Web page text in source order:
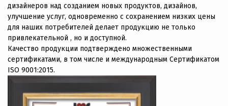
дизайнеров над созданием новых продуктов, дизайнов,
улучшение услуг, одновременно с сохранением низких цены
для наших потребителей делает продукцию не только
привлекательной , но и доступной.
Качество продукции подтверждено множественными
сертификатами, в том числе и международным Сертификатом
ISO 9001:2015.